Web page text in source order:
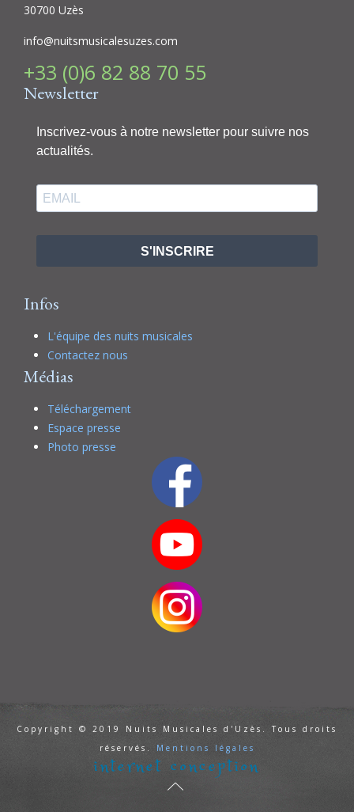
30700 Uzès
info@nuitsmusicalesuzes.com
+33 (0)6 82 88 70 55
Newsletter
Inscrivez-vous à notre newsletter pour suivre nos
actualités.
S'INSCRIRE
Infos
L'équipe des nuits musicales
Contactez nous
Médias
Téléchargement
Espace presse
Photo presse
Copyright © 2019 Nuits Musicales d'Uzès. Tous droits
réservés.
Mentions légales
internet conception